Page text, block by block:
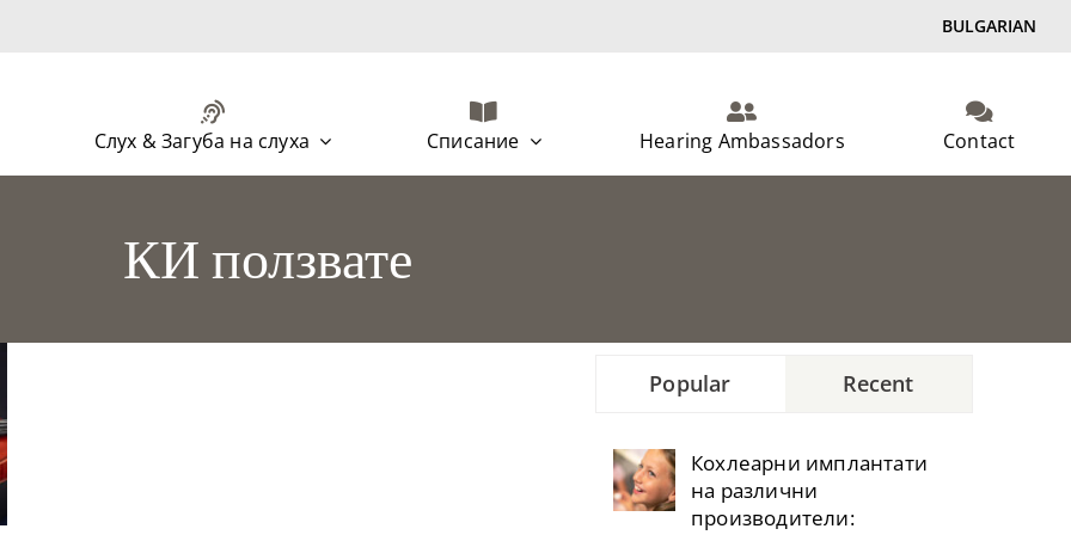
BULGARIAN
Слух & Загуба на слуха Списание Hearing Ambassadors Contact
КИ ползвате
Popular Recent
Кохлеарни имплантати
на различни
производители: